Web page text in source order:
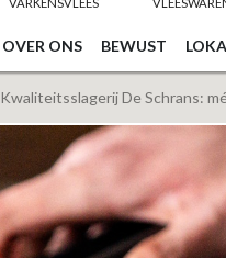
VARKENSVLEES
OVER ONS BEWUST
Kwaliteitsslagerij De Schrans: